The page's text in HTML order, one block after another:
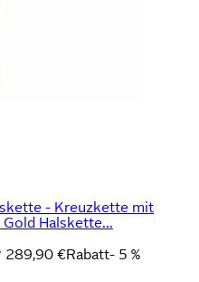
- Kreuzkette mit
Halskette...
289,90 €Rabatt- 5 %